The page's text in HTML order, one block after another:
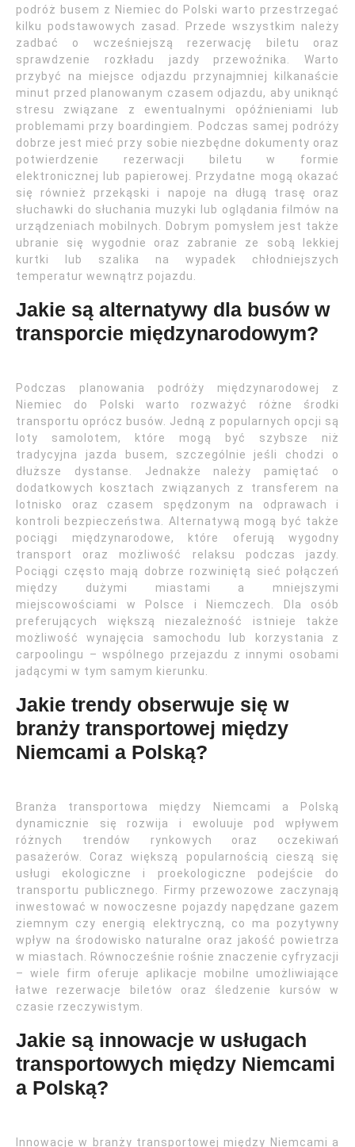
podróż busem z Niemiec do Polski warto przestrzegać
kilku podstawowych zasad. Przede wszystkim należy
zadbać o wcześniejszą rezerwację biletu oraz
sprawdzenie rozkładu jazdy przewoźnika. Warto
przybyć na miejsce odjazdu przynajmniej kilkanaście
minut przed planowanym czasem odjazdu, aby uniknąć
stresu związane z ewentualnymi opóźnieniami lub
problemami przy boardingiem. Podczas samej podróży
dobrze jest mieć przy sobie niezbędne dokumenty oraz
potwierdzenie rezerwacji biletu w formie
elektronicznej lub papierowej. Przydatne mogą okazać
się również przekąski i napoje na długą trasę oraz
słuchawki do słuchania muzyki lub oglądania filmów na
urządzeniach mobilnych. Dobrym pomysłem jest także
ubranie się wygodnie oraz zabranie ze sobą lekkiej
kurtki lub szalika na wypadek chłodniejszych
temperatur wewnątrz pojazdu.
Jakie są alternatywy dla busów w
transporcie międzynarodowym?
Podczas planowania podróży międzynarodowej z
Niemiec do Polski warto rozważyć różne środki
transportu oprócz busów. Jedną z popularnych opcji są
loty samolotem, które mogą być szybsze niż
tradycyjna jazda busem, szczególnie jeśli chodzi o
dłuższe dystanse. Jednakże należy pamiętać o
dodatkowych kosztach związanych z transferem na
lotnisko oraz czasem spędzonym na odprawach i
kontroli bezpieczeństwa. Alternatywą mogą być także
pociągi międzynarodowe, które oferują wygodny
transport oraz możliwość relaksu podczas jazdy.
Pociągi często mają dobrze rozwiniętą sieć połączeń
między dużymi miastami a mniejszymi
miejscowościami w Polsce i Niemczech. Dla osób
preferujących większą niezależność istnieje także
możliwość wynajęcia samochodu lub korzystania z
carpoolingu – wspólnego przejazdu z innymi osobami
jadącymi w tym samym kierunku.
Jakie trendy obserwuje się w
branży transportowej między
Niemcami a Polską?
Branża transportowa między Niemcami a Polską
dynamicznie się rozwija i ewoluuje pod wpływem
różnych trendów rynkowych oraz oczekiwań
pasażerów. Coraz większą popularnością cieszą się
usługi ekologiczne i proekologiczne podejście do
transportu publicznego. Firmy przewozowe zaczynają
inwestować w nowoczesne pojazdy napędzane gazem
ziemnym czy energią elektryczną, co ma pozytywny
wpływ na środowisko naturalne oraz jakość powietrza
w miastach. Równocześnie rośnie znaczenie cyfryzacji
– wiele firm oferuje aplikacje mobilne umożliwiające
łatwe rezerwacje biletów oraz śledzenie kursów w
czasie rzeczywistym.
Jakie są innowacje w usługach
transportowych między Niemcami
a Polską?
Innowacje w branży transportowej między Niemcami a